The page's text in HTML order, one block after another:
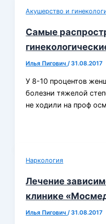
Акушерство и
Самые
Илья Пигович/31.08.2017
У 8-10 процентов
болезни тяжелой
не ходили на проф
Наркология
Лечение
клинике
Илья Пигович/31.08.2017